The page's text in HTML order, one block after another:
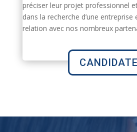
préciser leur projet professionnel
dans la recherche d’une
relation avec nos nombreux